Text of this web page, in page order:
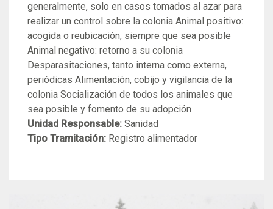
generalmente, solo en casos tomados al azar para
realizar un control sobre la colonia Animal positivo:
acogida o reubicación, siempre que sea posible
Animal negativo: retorno a su colonia
Desparasitaciones, tanto interna como externa,
periódicas Alimentación, cobijo y vigilancia de la
colonia Socialización de todos los animales que
sea posible y fomento de su adopción
Unidad Responsable:Sanidad
Tipo Tramitación: Registro alimentador